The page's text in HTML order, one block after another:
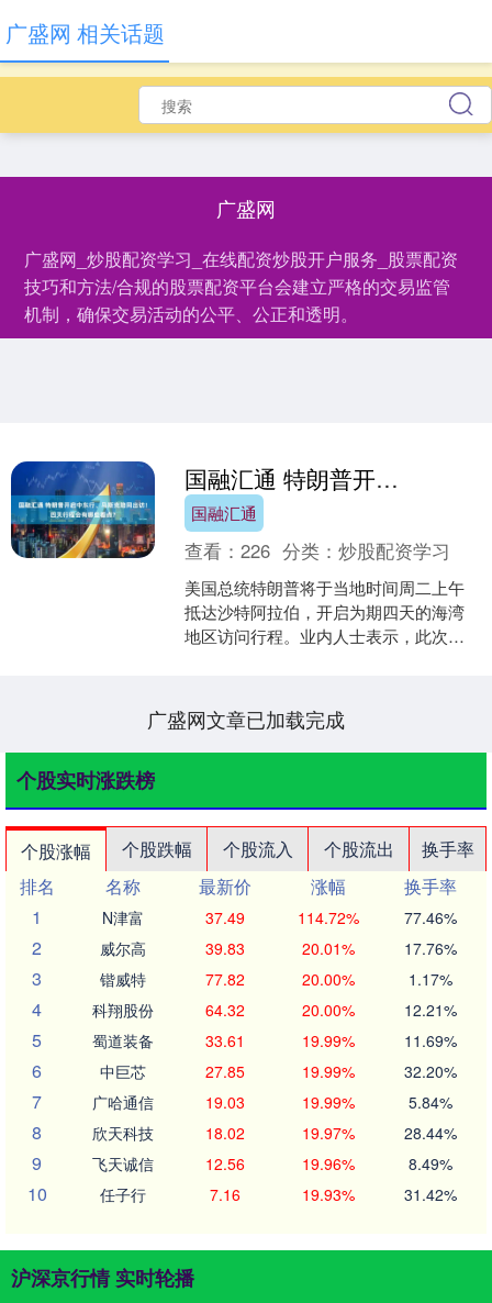
广盛网
广盛网_炒股配资学习_在线配资炒股开户服务_股票配资
技巧和方法/合规的股票配资平台会建立严格的交易监管
机制，确保交易活动的公平、公正和透明。
广盛网 相关话题
国融汇通 特朗普开启中东行、马斯克陪同出访！四天行程会有哪些看点？
国融汇通
查看：226 分类：炒股配资学习
美国总统特朗普将于当地时间周二上午
抵达沙特阿拉伯，开启为期四天的海湾
地区访问行程。业内人士表示，此次出
广盛网文章已加载完成
个股实时涨跌榜
个股涨幅 个股跌幅 个股流入 个股流出
换手率
排名
名称 最新价 涨幅
换手率
1
N津富 37.49 114.72% 77.46%
2 威尔高 39.83 20.01% 17.76%
3 锴威特 77.82 20.00% 1.17%
4 科翔股份 64.32 20.00% 12.21%
5 蜀道装备 33.61 19.99% 11.69%
6 中巨芯 27.85 19.99% 32.20%
7 广哈通信 19.03 19.99% 5.84%
8 欣天科技 18.02 19.97% 28.44%
9 飞天诚信 12.56 19.96% 8.49%
10 任子行 7.16 19.93% 31.42%
沪深京行情 实时轮播